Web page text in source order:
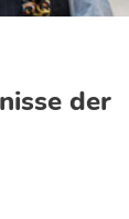
der